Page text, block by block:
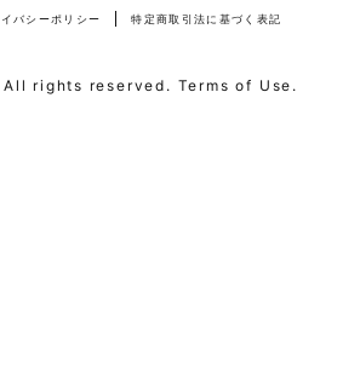
バシーポリシー 特定商取引法に基づく表記
All rights reserved. Terms of Use.